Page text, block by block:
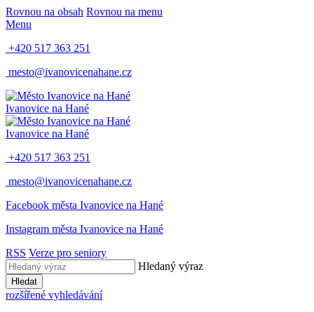
Rovnou na obsah Rovnou na menu
Menu
+420 517 363 251
mesto@ivanovicenahane.cz
Ivanovice na Hané
Ivanovice na Hané
+420 517 363 251
mesto@ivanovicenahane.cz
Facebook města Ivanovice na Hané
Instagram města Ivanovice na Hané
RSS Verze pro seniory
Hledaný výraz
Hledat
rozšířené vyhledávání